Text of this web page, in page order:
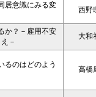
居意識にみる変
西野
か？－雇用不安
－
大和
るのはどのよう
高橋